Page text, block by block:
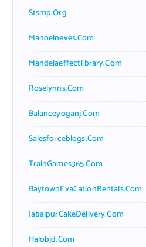
Stsmp.org
Manoelneves.com
Mandelaeffectlibrary.com
Roselynns.com
Balanceyoganj.com
Salesforceblogs.com
TrainGames365.com
BaytownEvaCationRentals.com
JabalpurCakeDelivery.com
Halobjd.com